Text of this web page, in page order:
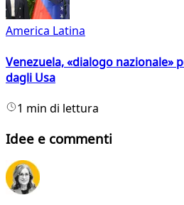
America Latina
Venezuela, «dialogo nazionale»
dagli Usa
1 min di lettura
Idee e commenti